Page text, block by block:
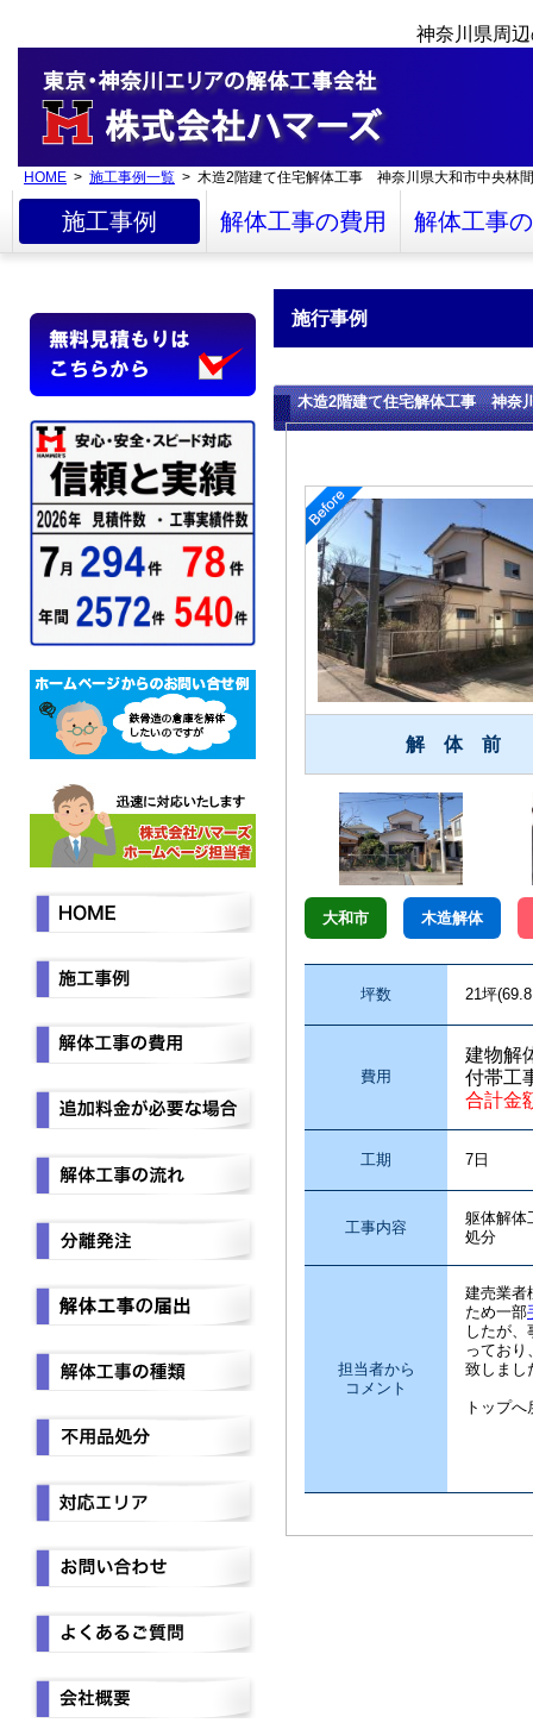
神奈川県周
HOME > 施工事例一覧 > 木造2階建て住宅解体工事 神奈川県大和市中央林
施工事例 解体工事の費用 解体工事
施行事例
木造2階建て住宅解体工事 神奈
解 体 前
大和市 木造解体
坪数 21坪
費用
建物解
付帯工
合計金
工期 7日
工事内容
躯体解
処分
担当者から
コメント
建売業者
ため一部
したが
ってお
致しまし
トップ